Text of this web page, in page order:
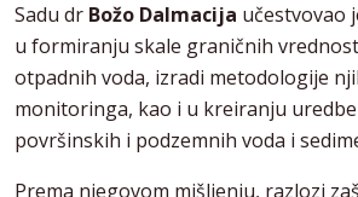
Sadu dr Božo Dalmacija učestvovao
u formiranju skale graničnih
otpadnih voda, izradi metodologije
monitoringa, kao i u kreiranju
površinskih i podzemnih voda i
Prema njegovom mišljenju, razlozi